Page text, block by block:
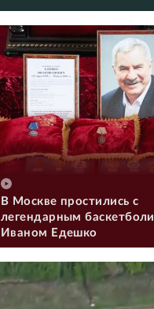
В Москве простились с
легендарным
Иваном Едешко